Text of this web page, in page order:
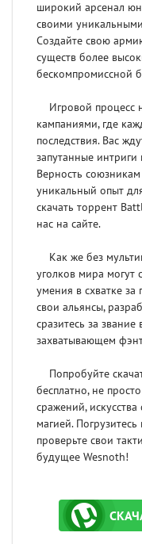
широкий арсенал
своими
Создайте свою
существ более
бескомпромиссной
Игровой процесс
кампаниями, где
последствия. Вас
запутанные
Верность
уникальный опыт
скачать торрент
нас на сайте.
Как же без
уголков мира могут
умения в схватке за
свои альянсы,
сразитесь за звание
захватывающем
Попробуйте
бесплатно, не
сражений,
магией.
проверьте свои
будущее Wesnoth!
ТОРРЕНТ